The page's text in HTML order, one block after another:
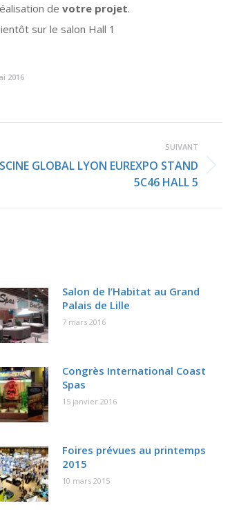
de votre projet.
sur le salon Hall 1
2016
SUIVANT
GLOBAL LYON EUREXPO STAND
5C46 HALL 5
Salon de l’Habitat au Grand
Palais de Lille
7 mars 2016
Congrès International Coast
Spas
15 janvier 2016
Foires prévues au printemps
2015
10 mars 2015